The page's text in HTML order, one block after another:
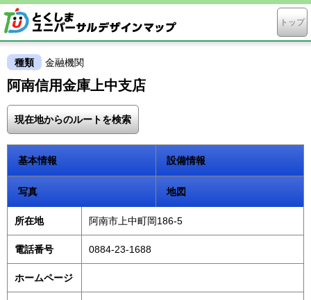
トップ
種類 金融機関
阿南信用金庫上中支店
現在地からのルートを検索
基本情報 設備情報
写真 地図
所在地 阿南市上中町岡186-5
電話番号 0884-23-1688
ホームページ